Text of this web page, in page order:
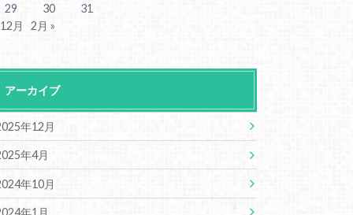
29 30
31
月
2月 »
アーカイブ
年12月
年4月
年10月
年1月